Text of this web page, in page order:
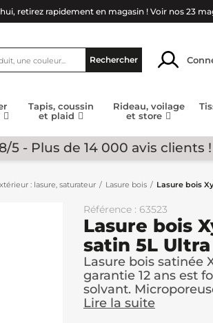
retirez rapidement en magasin !Voir nos 23
Rechercher
Tapis, coussin
et plaid
Rideau, voilage
et store
4.8/5 - Plus de 14 000 avis clients !
: lasure, saturateur Lasure bois Lasure bois
Référence : 63523
Lasure bois
satin 5L
Lasure bois satinée
garantie 12 ans est
solvant.
Lire la suite